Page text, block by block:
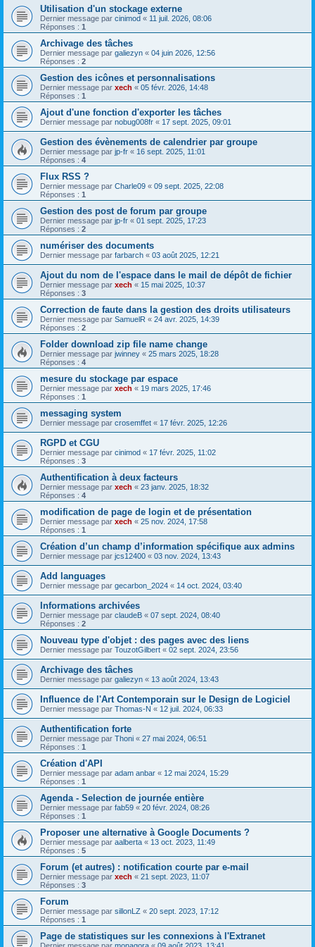
Utilisation d'un stockage externe
Dernier message par cinimod « 11 juil. 2026, 08:06
Réponses : 1
Archivage des tâches
Dernier message par galiezyn « 04 juin 2026, 12:56
Réponses : 2
Gestion des icônes et personnalisations
Dernier message par xech « 05 févr. 2026, 14:48
Réponses : 1
Ajout d'une fonction d'exporter les tâches
Dernier message par nobug008fr « 17 sept. 2025, 09:01
Gestion des évènements de calendrier par groupe
Dernier message par jp-fr « 16 sept. 2025, 11:01
Réponses : 4
Flux RSS ?
Dernier message par Charle09 « 09 sept. 2025, 22:08
Réponses : 1
Gestion des post de forum par groupe
Dernier message par jp-fr « 01 sept. 2025, 17:23
Réponses : 2
numériser des documents
Dernier message par farbarch « 03 août 2025, 12:21
Ajout du nom de l'espace dans le mail de dépôt de fichier
Dernier message par xech « 15 mai 2025, 10:37
Réponses : 3
Correction de faute dans la gestion des droits utilisateurs
Dernier message par SamuelR « 24 avr. 2025, 14:39
Réponses : 2
Folder download zip file name change
Dernier message par jwinney « 25 mars 2025, 18:28
Réponses : 4
mesure du stockage par espace
Dernier message par xech « 19 mars 2025, 17:46
Réponses : 1
messaging system
Dernier message par crosemffet « 17 févr. 2025, 12:26
RGPD et CGU
Dernier message par cinimod « 17 févr. 2025, 11:02
Réponses : 3
Authentification à deux facteurs
Dernier message par xech « 23 janv. 2025, 18:32
Réponses : 4
modification de page de login et de présentation
Dernier message par xech « 25 nov. 2024, 17:58
Réponses : 1
Création d’un champ d’information spécifique aux admins
Dernier message par jcs12400 « 03 nov. 2024, 13:43
Add languages
Dernier message par gecarbon_2024 « 14 oct. 2024, 03:40
Informations archivées
Dernier message par claudeB « 07 sept. 2024, 08:40
Réponses : 2
Nouveau type d'objet : des pages avec des liens
Dernier message par TouzotGilbert « 02 sept. 2024, 23:56
Archivage des tâches
Dernier message par galiezyn « 13 août 2024, 13:43
Influence de l'Art Contemporain sur le Design de Logiciel
Dernier message par Thomas-N « 12 juil. 2024, 06:33
Authentification forte
Dernier message par Thoni « 27 mai 2024, 06:51
Réponses : 1
Création d'API
Dernier message par adam anbar « 12 mai 2024, 15:29
Réponses : 1
Agenda - Selection de journée entière
Dernier message par fab59 « 20 févr. 2024, 08:26
Réponses : 1
Proposer une alternative à Google Documents ?
Dernier message par aalberta « 13 oct. 2023, 11:49
Réponses : 5
Forum (et autres) : notification courte par e-mail
Dernier message par xech « 21 sept. 2023, 11:07
Réponses : 3
Forum
Dernier message par sillonLZ « 20 sept. 2023, 17:12
Réponses : 1
Page de statistiques sur les connexions à l'Extranet